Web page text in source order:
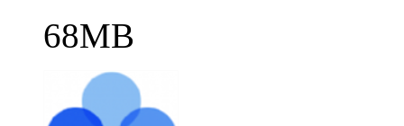
68MB